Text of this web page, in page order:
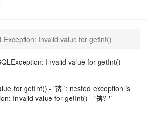
Invalid value for getInt()
Invalid value for getInt() -
for getInt() - '锛 '; nested exception is
Invalid value for getInt() - '锛? '`